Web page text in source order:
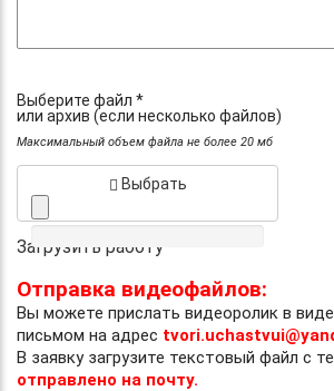
Выберите файл *
или архив (если несколько файлов)
Максимальный объем файла не более 20 мб
Выбрать
Загрузить работу
Отправка видеофайлов:
Вы можете прислать видеоролик в
письмом на адрес
В заявку загрузите текстовый файл с
отправлено на почту.